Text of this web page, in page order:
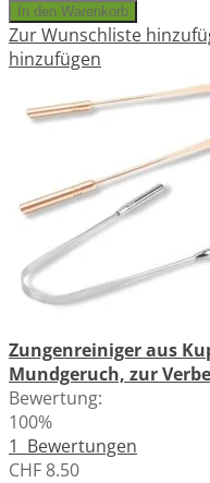
In den Warenkorb
Zur Wunschliste
hinzufügen
Zungenreiniger aus
Mundgeruch, zur
Bewertung:
100%
1 Bewertungen
CHF 8.50